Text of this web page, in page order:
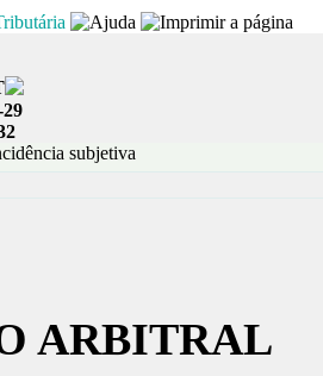
29
subjetiva
ARBITRAL